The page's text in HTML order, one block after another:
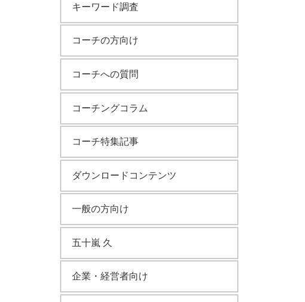
キーワード調査
コーチの方向け
コーチへの質問
コーチングコラム
コーチ特集記事
ダウンロードコンテンツ
一般の方向け
五十嵐 久
企業・経営者向け